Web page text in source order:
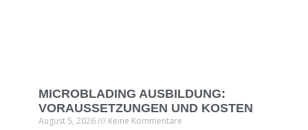
MICROBLADING AUSBILDUNG:
VORAUSSETZUNGEN UND KOSTEN
August 5, 2026 Keine Kommentare